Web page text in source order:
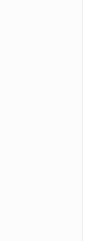
L’honneur du Sud